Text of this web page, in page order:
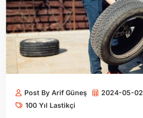
Post By Arif Güneş
2024-05-02
100 Yıl Lastikçi